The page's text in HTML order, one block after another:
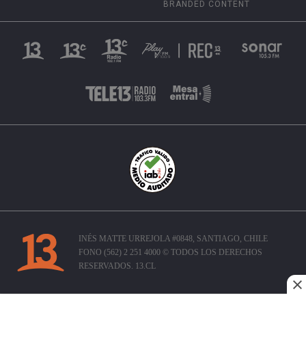
BRANDED CONTENT
INÉS MATTE URREJOLA #0848, SANTIAGO, CHILE
FONO (562) 2 251 4000 © TODOS LOS DERECHOS
RESERVADOS. 13.CL